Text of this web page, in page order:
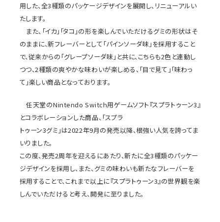
用した、全3種類のパッケージデザインを展開し、リニューアルい
たします。
また、「イカ」「タコ」の形を楽しんでいただけるグミの形状はそ
のままに、新フレーバーとして「パインソーダ味」を採用すること
で、従来からの「グレープソーダ味」と共に、こちらも2色と連動し
つつ、2種類の爽やかな味わいが楽しめる、「目で見て」「味わっ
て」楽しい商品となっております。
任天堂のNintendo Switch用ゲームソフト『スプラトゥーン3』
とコラボレーションした商品、「スプラ
トゥーン3グミ」は2022年9月の発売以降、根強い人気を誇ってま
いりました。
この度、発売2周年を迎えるにあたり、新たに全3種類のパッケー
ジデザインを採用し、また、グミの味わいも新たなフレーバーを
採用することで、これまで以上に『スプラトゥーン3』の世界観を楽
しんでいただけると考え、開発に至りました。